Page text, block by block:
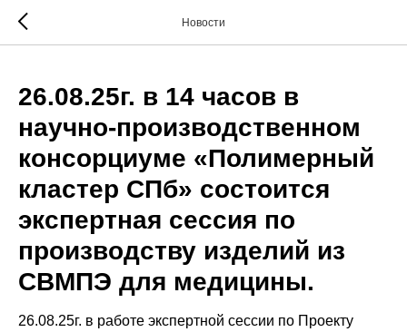
Новости
26.08.25г. в 14 часов в
научно-производственном
консорциуме «Полимерный
кластер СПб» состоится
экспертная сессия по
производству изделий из
СВМПЭ для медицины.
26.08.25г. в работе экспертной сессии по Проекту